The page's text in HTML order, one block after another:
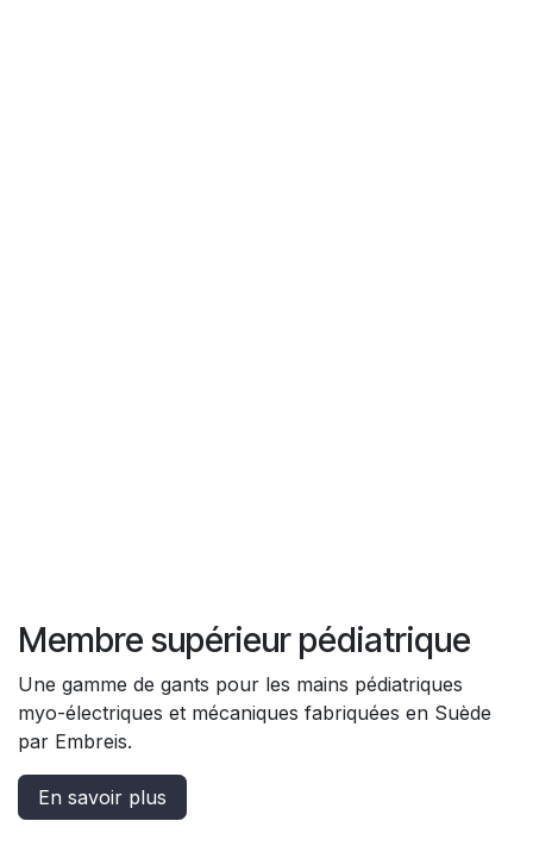
Membre supérieur pédiatrique
Une gamme de gants pour les mains pédiatriques
myo-électriques et mécaniques fabriquées en Suède
par Embreis.
En savoir plus